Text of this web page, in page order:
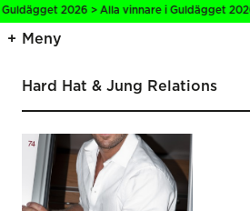
2026 > Alla vinnare i Guldägget
Meny
Hard Hat & Jung Relations